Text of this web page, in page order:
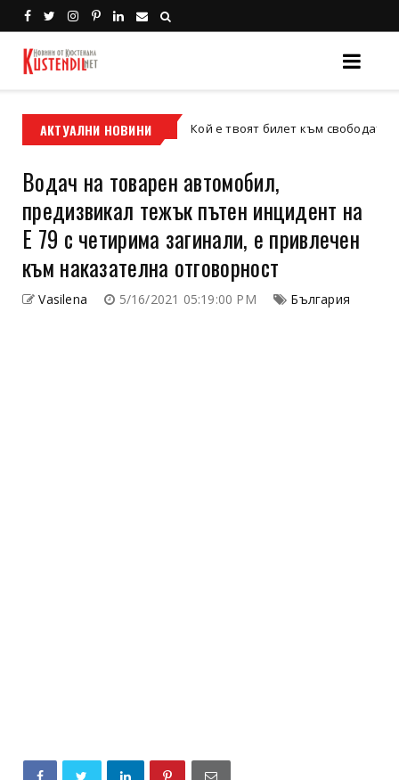
АКТУАЛНИ НОВИНИ
кросов мотор Кой е твоят билет към свободата –
Водач на товарен автомобил,
предизвикал тежък пътен инцидент на
Е 79 с четирима загинали, е привлечен
към наказателна отговорност
Vasilena 5/16/2021 05:19:00 PM България